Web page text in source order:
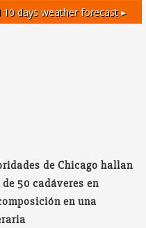
10 days weather forecast ▸
de Chicago hallan
de 50 cadáveres en
en una